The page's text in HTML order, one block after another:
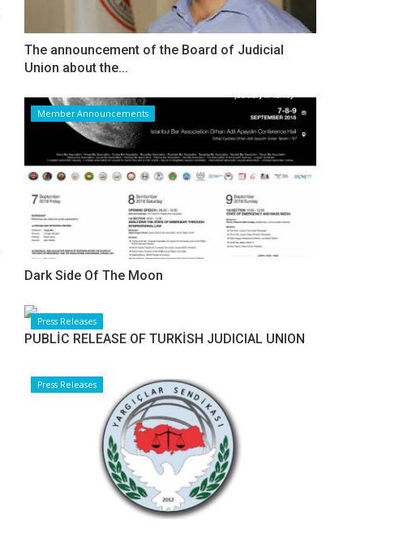
The announcement of the Board of Judicial
Union about the...
Member Announcements
Dark Side Of The Moon
Press Releases
PUBLİC RELEASE OF TURKİSH JUDICIAL UNION
Press Releases